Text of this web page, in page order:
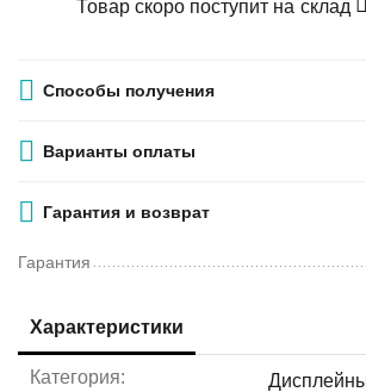
Товар скоро поступит на склад
Способы получения
Варианты оплаты
Гарантия и возврат
Гарантия
Характеристики
Категория: